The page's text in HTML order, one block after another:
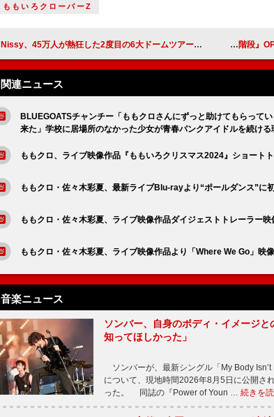
ももいろクローバーZ
Nissy、45万人が熱狂した2度目の6大ドームツアーを映画化 初日舞台挨拶のオフィシャルレポート到着 鈴木雅之、『か
関連ニュース
BLUEGOATSチャンチー「ももクロさんにずっと助けてもらって
来た」学校に居場所のなかった少女が青春パンクアイドルを続ける
ももクロ、ライブ映像作品『ももいろクリスマス2024』ショート
ももクロ・佐々木彩夏、最新ライブBlu-rayより“ポールダンス”に
ももクロ・佐々木彩夏、ライブ映像作品ダイジェストトレーラー映
ももクロ・佐々木彩夏、ライブ映像作品より「Where We Go」映
音楽ニュース
ソンバー、自身のボディ・イメージ
知ってほしかった」
ソンバーが、最新シングル「My Body
について、現地時間2026年8月5日に公開さ
った。 同誌の『Power of Youn … 続きを